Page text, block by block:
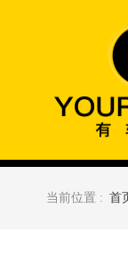
当前位置 : 首